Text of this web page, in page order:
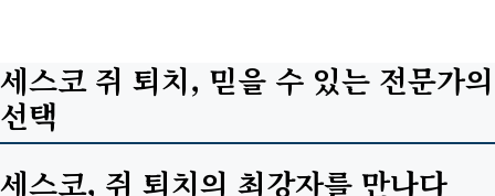
세스코 쥐 퇴치, 믿을 수 있는 전문가의
선택
세스코, 쥐 퇴치의 최강자를 만나다